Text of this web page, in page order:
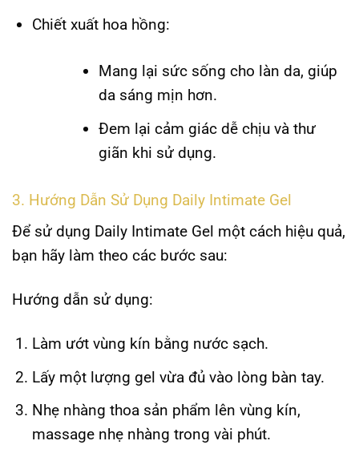
Chiết xuất hoa hồng:
Mang lại sức sống cho làn da, giúp
da sáng mịn hơn.
Đem lại cảm giác dễ chịu và thư
giãn khi sử dụng.
3. Hướng Dẫn Sử Dụng Daily Intimate Gel
Để sử dụng Daily Intimate Gel một cách hiệu quả,
bạn hãy làm theo các bước sau:
Hướng dẫn sử dụng:
Làm ướt vùng kín bằng nước sạch.
Lấy một lượng gel vừa đủ vào lòng bàn tay.
Nhẹ nhàng thoa sản phẩm lên vùng kín,
massage nhẹ nhàng trong vài phút.